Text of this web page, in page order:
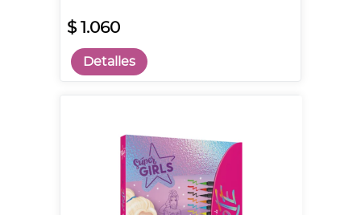
$ 1.060
Detalles